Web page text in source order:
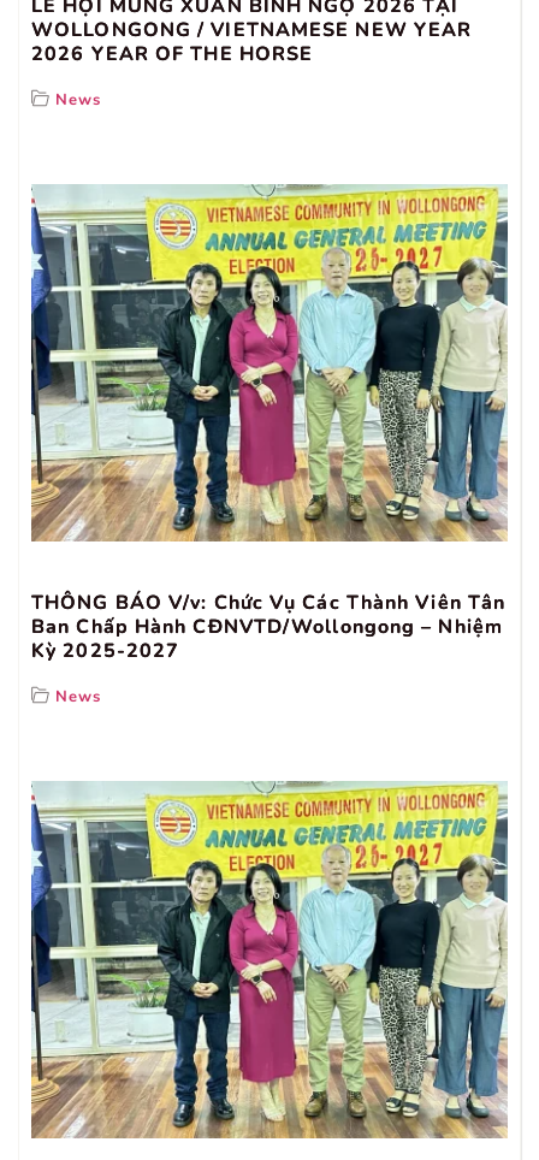
LỂ HỘI MỪNG XUÂN BÍNH NGỌ 2026 TẠI
WOLLONGONG / VIETNAMESE NEW YEAR
2026 YEAR OF THE HORSE
News
THÔNG BÁO V/v: Chức Vụ Các Thành Viên Tân
Ban Chấp Hành CĐNVTD/Wollongong – Nhiệm
Kỳ 2025-2027
News